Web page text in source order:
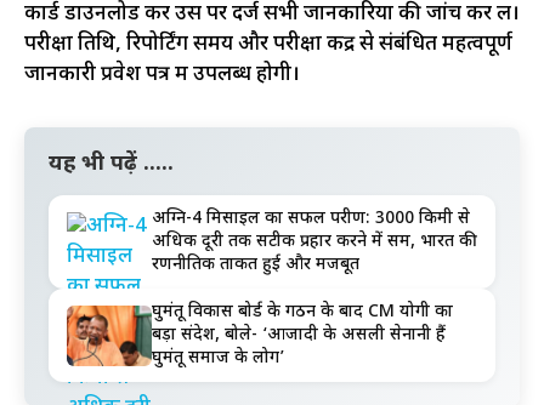
कार्ड डाउनलोड कर उस पर दर्ज सभी जानकारियों की जांच कर लें।
परीक्षा तिथि, रिपोर्टिंग समय और परीक्षा केंद्र से संबंधित महत्वपूर्ण
जानकारी प्रवेश पत्र में उपलब्ध होगी।
यह भी पढ़ें .....
अग्नि-4 मिसाइल का सफल परीक्षण: 3000 किमी से
अधिक दूरी तक सटीक प्रहार करने में सक्षम, भारत की
रणनीतिक ताकत हुई और मजबूत
घुमंतू विकास बोर्ड के गठन के बाद CM योगी का
बड़ा संदेश, बोले- ‘आजादी के असली सेनानी हैं
घुमंतू समाज के लोग’